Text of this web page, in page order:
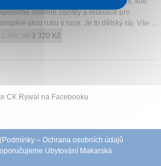
rodinné zážitky a relaxace pro
dospělé jdou ruku v ruce. Je to dětský ráj. Vše ...
1 noc od 3 320 Kč
CK Rywal na Facebooku
Podmínky – Ochrana osobních údajů
Ubytování Makarská